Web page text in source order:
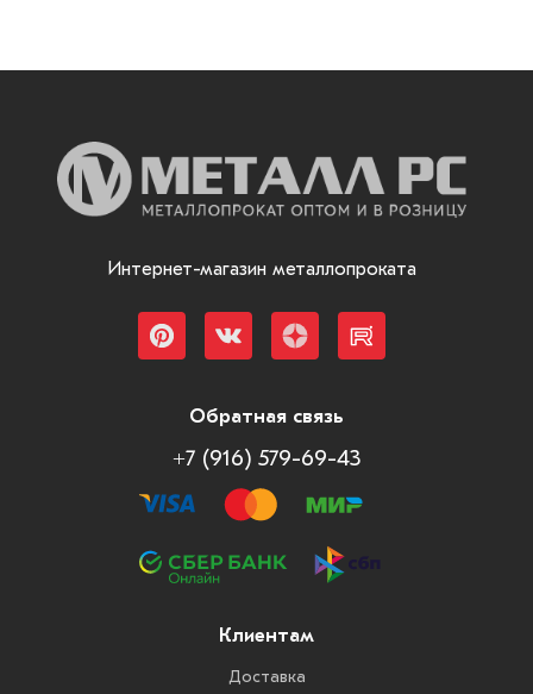
Интернет-магазин металлопроката
Обратная связь
+7 (916) 579-69-43
Клиентам
Доставка